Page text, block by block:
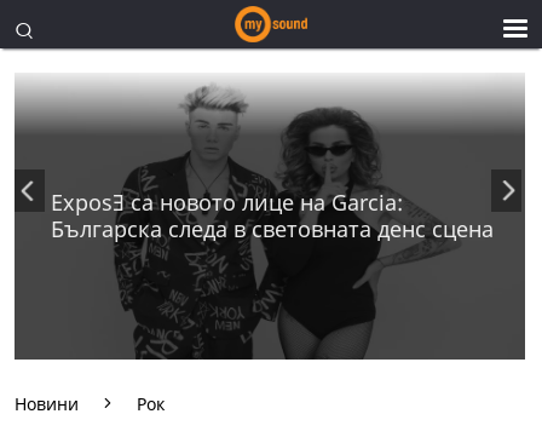
ExposƎ са новото лице на Garcia:
Българска следа в световната денс сцена
Новини Рок